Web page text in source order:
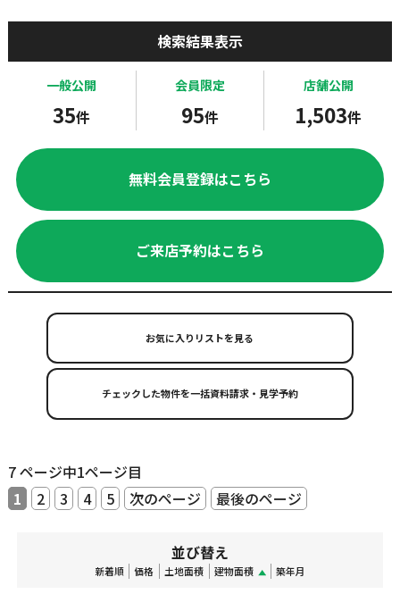
検索結果表示
一般公開
35件
会員限定
95件
店舗公開
1,503件
無料会員登録はこちら
ご来店予約はこちら
お気に入りリストを見る
7 ページ中1ページ目
1
2 3 4 5 次のページ 最後のページ
並び替え
新着順 価格 土地面積 建物面積 築年月